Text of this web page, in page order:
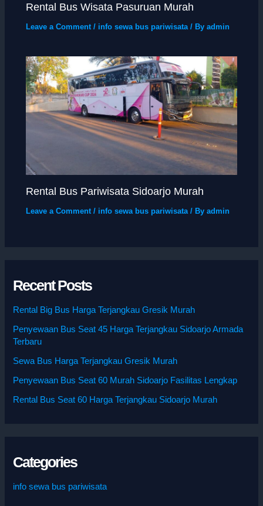
Rental Bus Wisata Pasuruan Murah
Leave a Comment / info sewa bus pariwisata/ Byadmin
Rental Bus Pariwisata Sidoarjo Murah
Leave a Comment / info sewa bus pariwisata/ Byadmin
Recent Posts
Rental Big Bus Harga Terjangkau Gresik Murah
Penyewaan Bus Seat 45 Harga Terjangkau Sidoarjo Armada
Terbaru
Sewa Bus Harga Terjangkau Gresik Murah
Penyewaan Bus Seat 60 Murah Sidoarjo Fasilitas Lengkap
Rental Bus Seat 60 Harga Terjangkau Sidoarjo Murah
Categories
info sewa bus pariwisata